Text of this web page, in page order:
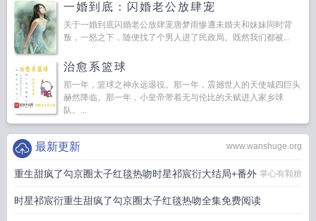
一婚到底：闪婚老公放肆宠
关于一婚到底闪婚老公放肆宠唐梦雨惨遭未婚夫和妹妹同时背
叛，一怒之下，随便找了个男人进了民政局。既然我们都被...
治愈系篮球
那一年，篮球之神永远退役。那一年，震撼世人的天使城四巨头
赫然降临。那一年，小皇帝带着无与伦比的天赋进入家乡球
队。...
www.wanshuge.org
最新更新
重生甜疯了勾京圈太子红毯热吻时星祁宸衍大结局+番外 掌心有颗糖
时星祁宸衍重生甜疯了勾京圈太子红毯热吻全集免费阅读